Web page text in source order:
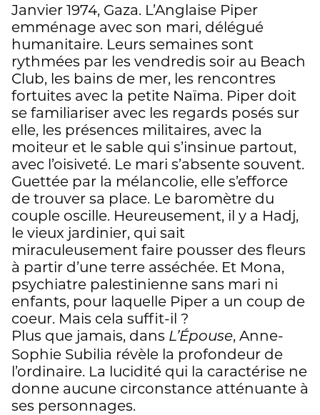
Janvier 1974, Gaza. L’Anglaise Piper
emménage avec son mari, délégué
humanitaire. Leurs semaines sont
rythmées par les vendredis soir au Beach
Club, les bains de mer, les rencontres
fortuites avec la petite Naïma. Piper doit
se familiariser avec les regards posés sur
elle, les présences militaires, avec la
moiteur et le sable qui s’insinue partout,
avec l’oisiveté. Le mari s’absente souvent.
Guettée par la mélancolie, elle s’efforce
de trouver sa place. Le baromètre du
couple oscille. Heureusement, il y a Hadj,
le vieux jardinier, qui sait
miraculeusement faire pousser des fleurs
à partir d’une terre asséchée. Et Mona,
psychiatre palestinienne sans mari ni
enfants, pour laquelle Piper a un coup de
coeur. Mais cela suffit-il ?
Plus que jamais, dans L’Épouse, Anne-
Sophie Subilia révèle la profondeur de
l’ordinaire. La lucidité qui la caractérise ne
donne aucune circonstance atténuante à
ses personnages.